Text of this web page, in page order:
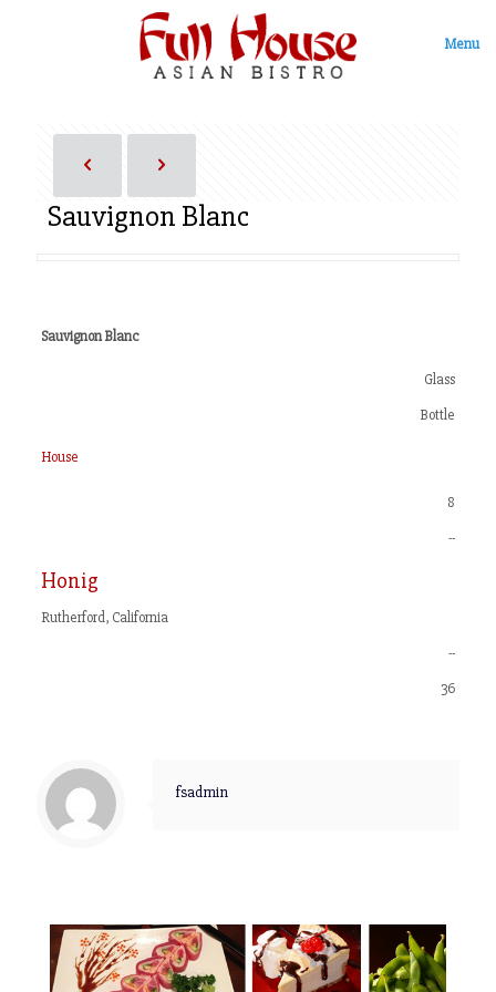
Menu
Sauvignon Blanc
Sauvignon Blanc
Glass
Bottle
House
8
--
Honig
Rutherford, California
--
36
fsadmin